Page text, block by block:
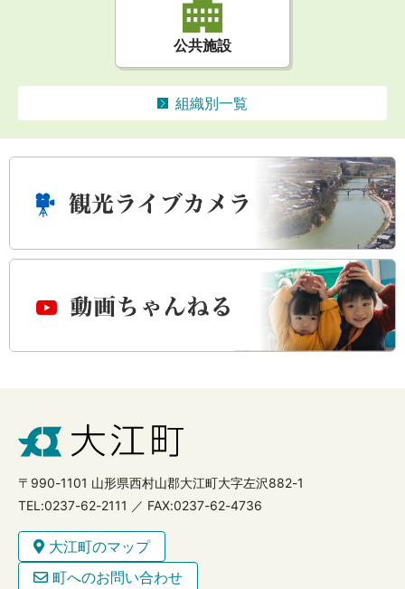
公共施設
組織別一覧
〒990-1101 山形県西村山郡大江町大字左沢882-1
TEL:0237-62-2111 ／ FAX:0237-62-4736
大江町のマップ
町へのお問い合わせ